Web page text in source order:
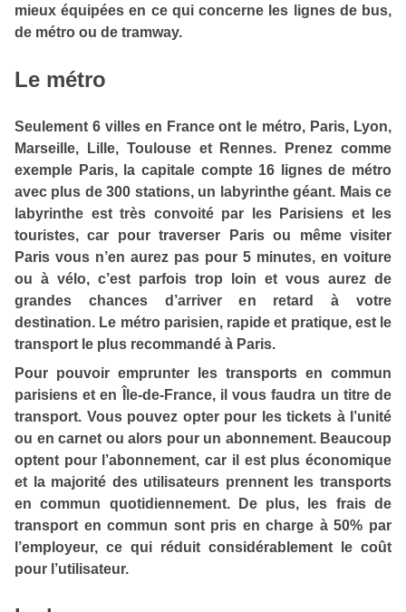
mieux équipées en ce qui concerne les lignes de bus,
de métro ou de tramway.
Le métro
Seulement 6 villes en France ont le métro, Paris, Lyon,
Marseille, Lille, Toulouse et Rennes. Prenez comme
exemple Paris, la capitale compte 16 lignes de métro
avec plus de 300 stations, un labyrinthe géant. Mais ce
labyrinthe est très convoité par les Parisiens et les
touristes, car pour traverser Paris ou même visiter
Paris vous n’en aurez pas pour 5 minutes, en voiture
ou à vélo, c’est parfois trop loin et vous aurez de
grandes chances d’arriver en retard à votre
destination. Le métro parisien, rapide et pratique, est le
transport le plus recommandé à Paris.
Pour pouvoir emprunter les transports en commun
parisiens et en Île-de-France, il vous faudra un titre de
transport. Vous pouvez opter pour les tickets à l’unité
ou en carnet ou alors pour un abonnement. Beaucoup
optent pour l’abonnement, car il est plus économique
et la majorité des utilisateurs prennent les transports
en commun quotidiennement. De plus, les frais de
transport en commun sont pris en charge à 50% par
l’employeur, ce qui réduit considérablement le coût
pour l’utilisateur.